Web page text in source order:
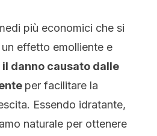
più economici che si
effetto emolliente e
danno causato dalle
per facilitare la
Essendo idratante,
naturale per ottenere